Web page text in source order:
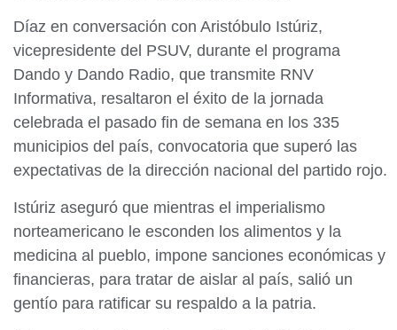
Díaz en conversación con Aristóbulo Istúriz,
vicepresidente del PSUV, durante el programa
Dando y Dando Radio, que transmite RNV
Informativa, resaltaron el éxito de la jornada
celebrada el pasado fin de semana en los 335
municipios del país, convocatoria que superó las
expectativas de la dirección nacional del partido rojo.
Istúriz aseguró que mientras el imperialismo
norteamericano le esconden los alimentos y la
medicina al pueblo, impone sanciones económicas y
financieras, para tratar de aislar al país, salió un
gentío para ratificar su respaldo a la patria.